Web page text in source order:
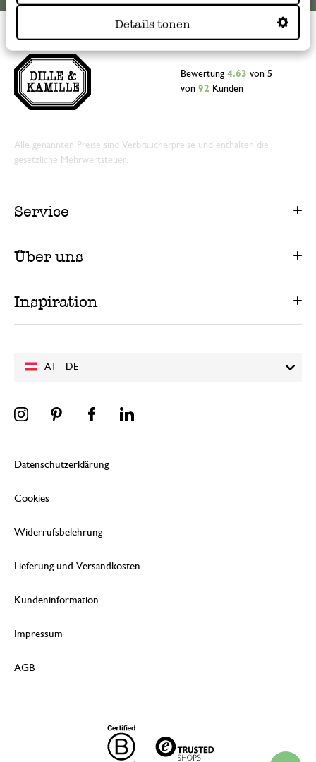
Details tonen
AT - DE
Bewertung 4.63 von 5
von 92 Kunden
Alle genannten Preise sind Verbraucherpreise und enthalten die
gesetzliche Mehrwertsteuer.
Service
Über uns
Inspiration
Datenschutzerklärung
Cookies
Widerrufsbelehrung
Lieferung und Versandkosten
Kundeninformation
Impressum
AGB